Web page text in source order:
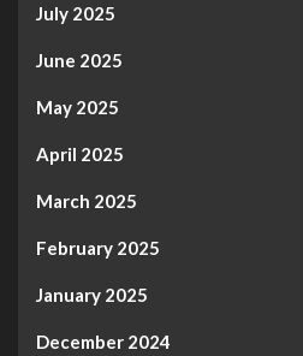
July 2025
June 2025
May 2025
April 2025
March 2025
February 2025
January 2025
December 2024